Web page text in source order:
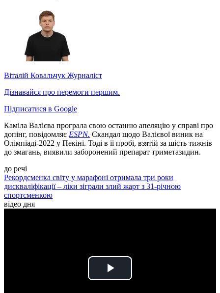
Віталій Ковальчук Журналіст
Дізнавайся про перемоги першим.
Підписатися в Google
Каміла Валієва програла свою останню апеляцію у справі про
допінг, повідомляє ESPN. Скандал щодо Валієвої виник на
Олімпіаді-2022 у Пекіні. Тоді в її пробі, взятій за шість тижнів
до змагань, виявили заборонений препарат триметазидин.
до речі
Рекордсменка світу у марафоні отримала три роки
дискваліфікації – ліки зіграли злий жарт з 31-річною
спортсменкою
відео дня
Play